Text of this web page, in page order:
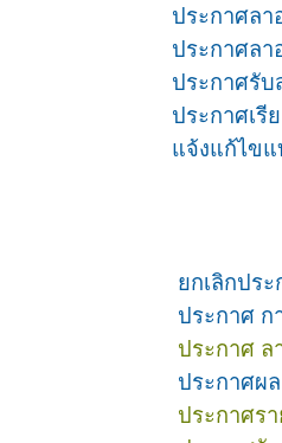
ประกาศลา
ประกาศลา
ประกาศรับ
ประกาศเรี
แจ้งแก้ไข
ยกเลิกปร
ประกาศ ก
ประกาศ ล
ประกาศผ
ประกาศร